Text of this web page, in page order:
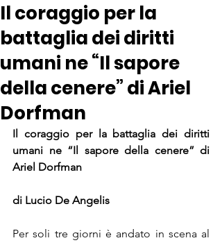
Il coraggio per la
battaglia dei diritti
umani ne “Il sapore
della cenere” di Ariel
Dorfman
Il coraggio per la battaglia dei diritti
umani ne “Il sapore della cenere” di
Ariel Dorfman
di Lucio De Angelis
Per soli tre giorni è andato in scena al